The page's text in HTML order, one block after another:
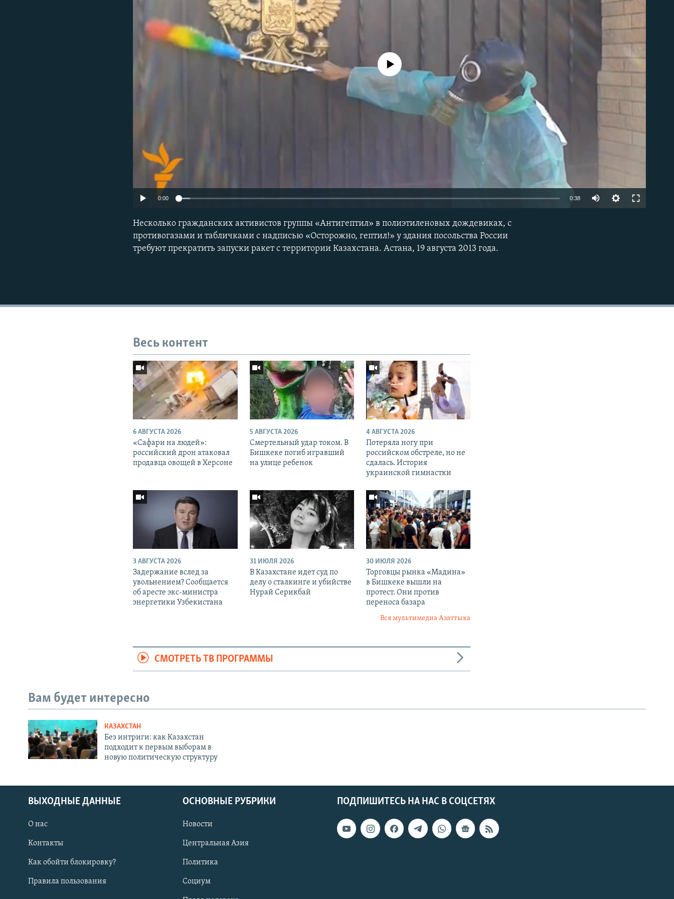
No media source currently available
0:00 0:38
Несколько гражданских активистов группы «Антигептил» в полиэтиленовых дождевиках, с
противогазами и табличками с надписью «Осторожно, гептил!» у здания посольства России
требуют прекратить запуски ракет с территории Казахстана. Астана, 19 августа 2013 года.
Весь контент
6 АВГУСТА 2026
«Cафари на людей»:
российский дрон атаковал
продавца овощей в Херсоне
5 АВГУСТА 2026
Смертельный удар током. В
Бишкеке погиб игравший
на улице ребенок
4 АВГУСТА 2026
Потеряла ногу при
российском обстреле, но не
сдалась. История
украинской гимнастки
3 АВГУСТА 2026
Задержание вслед за
увольнением? Сообщается
об аресте экс-министра
энергетики Узбекистана
31 ИЮЛЯ 2026
В Казахстане идет суд по
делу о сталкинге и убийстве
Нурай Серикбай
30 ИЮЛЯ 2026
Торговцы рынка «Мадина»
в Бишкеке вышли на
протест. Они против
переноса базара
Вся мультимедиа Азаттыка
СМОТРЕТЬ ТВ ПРОГРАММЫ
Вам будет интересно
КАЗАХСТАН
Без интриги: как Казахстан
подходит к первым выборам в
новую политическую структуру
ПОДПИШИТЕСЬ НА НАС В СОЦСЕТЯХ
ВЫХОДНЫЕ ДАННЫЕ
О нас
Контакты
Как обойти блокировку?
Правила пользования
ОСНОВНЫЕ РУБРИКИ
Новости
Центральная Азия
Политика
Социум